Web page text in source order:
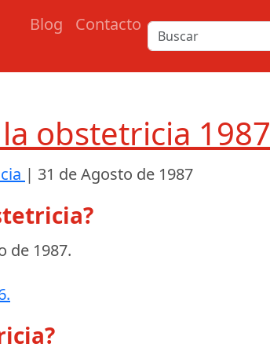
Blog Contacto
obstetricia 1987
| 31 de Agosto de 1987
de 1987.